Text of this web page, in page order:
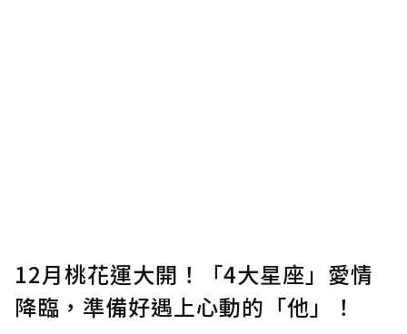
12月桃花運大開！「4大星座」愛情
降臨，準備好遇上心動的「他」！